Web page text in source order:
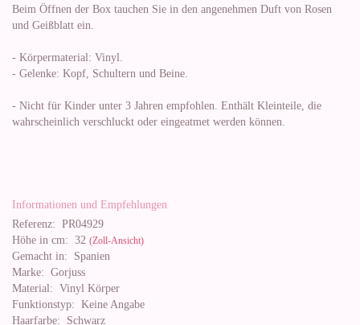
Beim Öffnen der Box tauchen Sie in den angenehmen Duft von Rosen
und Geißblatt ein.
- Körpermaterial: Vinyl.
- Gelenke: Kopf, Schultern und Beine.
- Nicht für Kinder unter 3 Jahren empfohlen. Enthält Kleinteile, die
wahrscheinlich verschluckt oder eingeatmet werden können.
Informationen und Empfehlungen
Referenz: PR04929
Höhe in cm: 32 (Zoll-Ansicht)
Gemacht in: Spanien
Marke: Gorjuss
Material: Vinyl Körper
Funktionstyp: Keine Angabe
Haarfarbe: Schwarz